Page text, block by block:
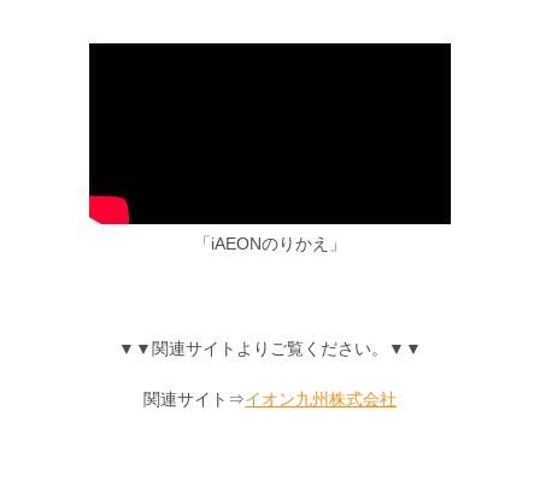
「iAEONのりかえ」
▼▼関連サイトよりご覧ください。▼▼
関連サイト⇒イオン九州株式会社